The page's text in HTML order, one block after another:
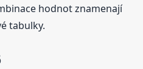
hodnot znamenají
tabulky.